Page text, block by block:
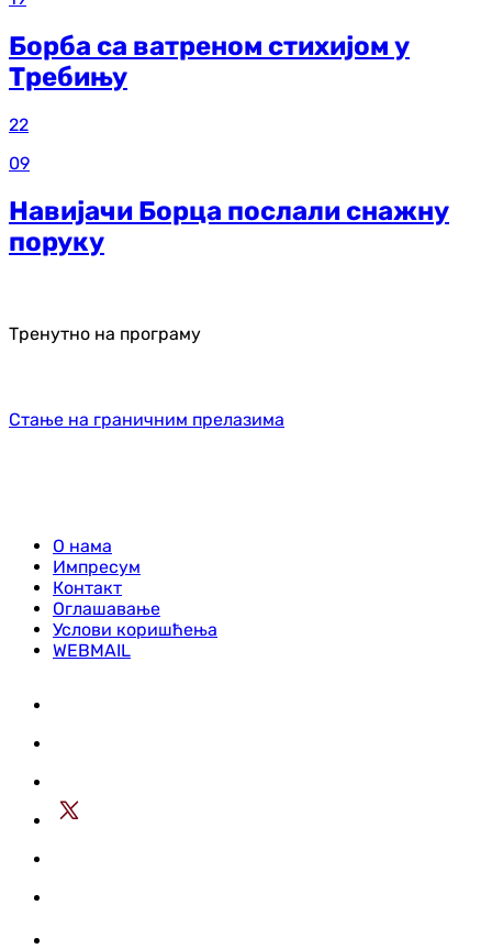
Борба са ватреном стихијом у
Требињу
22
09
Навијачи Борца послали снажну
поруку
Тренутно на програму
Стање на граничним прелазима
О нама
Импресум
Контакт
Оглашавање
Услови коришћења
WEBMAIL